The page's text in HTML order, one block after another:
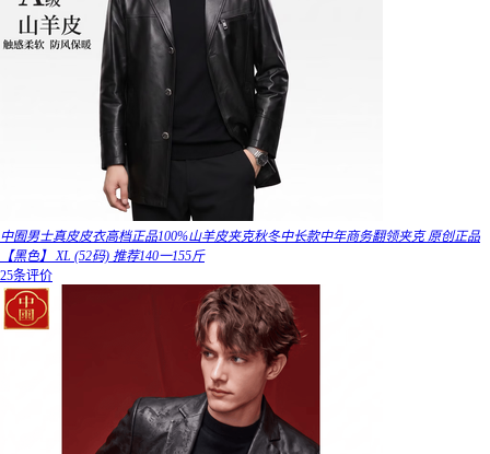
中囿男士真皮皮衣高档正品100%山羊皮夹克秋冬中长款中年商务翻领夹克 原创正品
【黑色】 XL (52码) 推荐140一155斤
25条评价